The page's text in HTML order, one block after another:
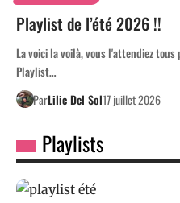
BRÈVES DE PLATINE
White Denim, un sans faute
Playlist de l’été 2026 !!
La voici la voilà, vous l'attendiez tous
Playlist…
ParLilie Del Sol17 juillet 2026
Playlists